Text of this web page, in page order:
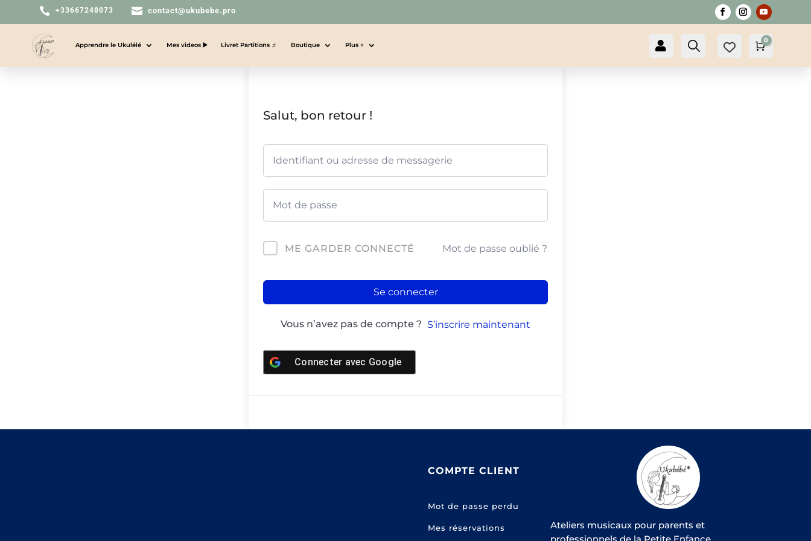
 +33667248073  contact@ukubebe.pro
Apprendre le Ukulélé Mes videos ▶️ Livret Partitions ♬ Boutique Plus +  Compte Recherche Panier
0
Salut, bon retour !
ME GARDER CONNECTÉ Mot de passe oublié ?
Se connecter
Vous n’avez pas de compte ? S’inscrire maintenant
Connecter avec Google
COMPTE CLIENT
Mot de passe perdu
Mes réservations
Ateliers musicaux pour parents et